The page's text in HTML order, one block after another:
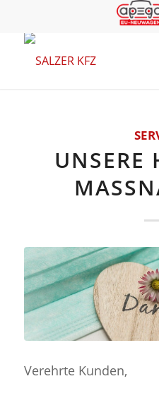
UNSERE
Verehrte Kunden,